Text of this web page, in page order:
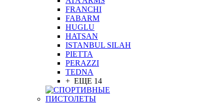
FRANCHI
FABARM
HUGLU
HATSAN
ISTANBUL SILAH
PIETTA
PERAZZI
TEDNA
+ ЕЩЕ 14